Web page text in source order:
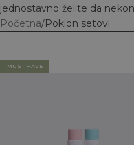
jednostavno želite da
Početna Poklon setovi
MUST HAVE